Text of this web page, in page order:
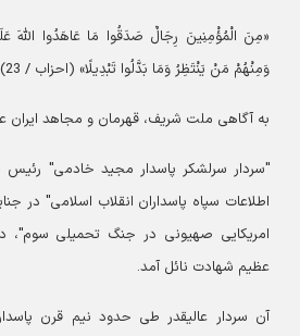
«مِنَ الْمُؤْمِنِینَ رِجَالٌ صَدَقُوا مَا عَاهَدُوا اللَّهَ
وَمِنْهُمْ مَنْ یَنْتَظِرُ وَمَا بَدَّلُوا تَبْدِیلًا» (احزاب / 23)
به آگاهی ملت شریف، قهرمان و مجاهد ایران
"سردار سرلشکر پاسدار مجید خادمی" رئیس
اطلاعات سپاه پاسداران انقلاب اسلامی" در
امریکایی صهیونی در جنگ تحمیلی سوم"،
عظیم شهادت نائل آمد.
آن سردار عالیقدر طی حدود نیم قرن